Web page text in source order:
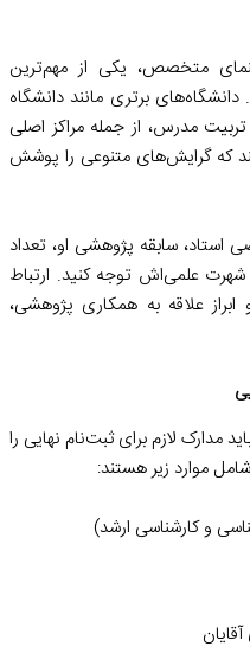
متخصص، یکی از مهم‌ترین
برتری مانند دانشگاه
مدرس، از جمله مراکز اصلی
که گرایش‌های متنوعی را پوشش
استاد، سابقه پژوهشی او، تعداد
علمی‌اش توجه کنید. ارتباط
علاقه به همکاری پژوهشی،
مدارک لازم برای ثبت‌نام نهایی را
موارد زیر هستند:
و کارشناسی ارشد)